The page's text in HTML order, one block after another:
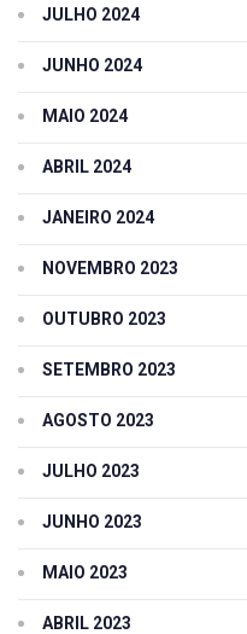
JULHO 2024
JUNHO 2024
MAIO 2024
ABRIL 2024
JANEIRO 2024
NOVEMBRO 2023
OUTUBRO 2023
SETEMBRO 2023
AGOSTO 2023
JULHO 2023
JUNHO 2023
MAIO 2023
ABRIL 2023